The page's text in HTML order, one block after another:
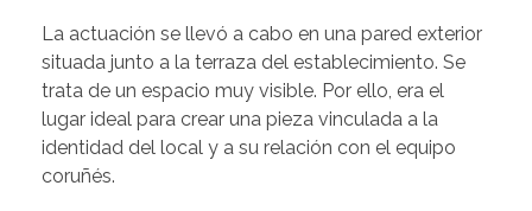
La actuación se llevó a cabo en una pared exterior
situada junto a la terraza del establecimiento. Se
trata de un espacio muy visible. Por ello, era el
lugar ideal para crear una pieza vinculada a la
identidad del local y a su relación con el equipo
coruñés.